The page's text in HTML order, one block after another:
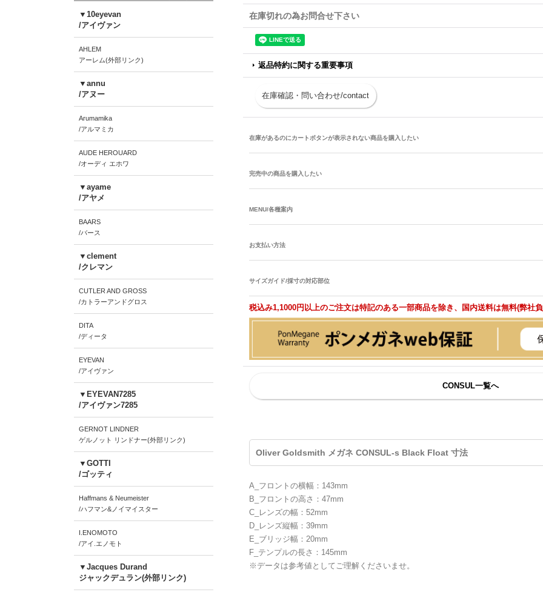
在庫切れの為お問合せ下さい
返品特約に関する重要事項
在庫確認・問い合わせ/contact
在庫があるのにカートボタンが表示されない商品を購入したい
完売中の商品を購入したい
MENU/各種案内
お支払い方法
サイズガイド/採寸の対応部位
税込み1,1000円以上のご注文は特記のある一部商品を除き、国内送料は無料(弊社負
CONSUL一覧へ
Oliver Goldsmith メガネ CONSUL-s Black Float 寸法
A_フロントの横幅：143mm
B_フロントの高さ：47mm
C_レンズの幅：52mm
D_レンズ縦幅：39mm
E_ブリッジ幅：20mm
F_テンプルの長さ：145mm
※データは参考値としてご理解くださいませ。
▼10eyevan
/アイヴァン
AHLEM
アーレム(外部リンク)
▼annu
/アヌー
Arumamika
/アルマミカ
AUDE HEROUARD
/オーディ エホワ
▼ayame
/アヤメ
BAARS
/バース
▼clement
/クレマン
CUTLER AND GROSS
/カトラーアンドグロス
DITA
/ディータ
EYEVAN
/アイヴァン
▼EYEVAN7285
/アイヴァン7285
GERNOT LINDNER
ゲルノット リンドナー(外部リンク)
▼GOTTI
/ゴッティ
Haffmans & Neumeister
/ハフマン&ノイマイスター
I.ENOMOTO
/アイ.エノモト
▼Jacques Durand
ジャックデュラン(外部リンク)